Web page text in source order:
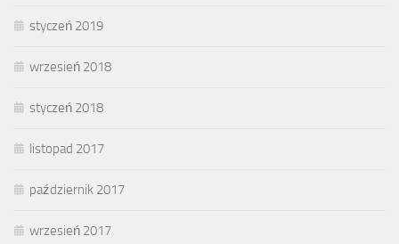
styczeń 2019
wrzesień 2018
styczeń 2018
listopad 2017
październik 2017
wrzesień 2017